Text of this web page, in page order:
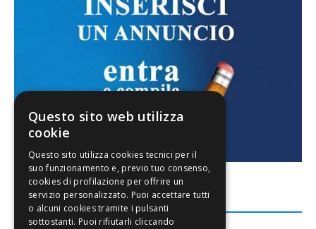
FACEBOOK
Questo sito web utilizza
cookie